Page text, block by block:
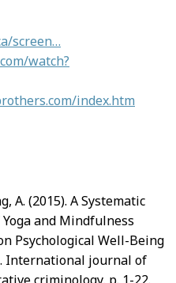
screen…
watch?
index.htm
A. (2015). A Systematic
and Mindfulness
Psychological Well-Being
International journal of